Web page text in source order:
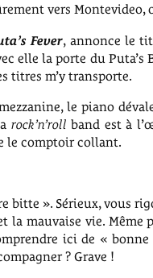
vers Montevideo,
Fever, annonce le
elle la porte du Puta’s
titres m’y transporte.
le piano
rock’n’roll band est à
le comptoir collant.
». Sérieux, vous
mauvaise vie. Même
ici de «
? Grave !